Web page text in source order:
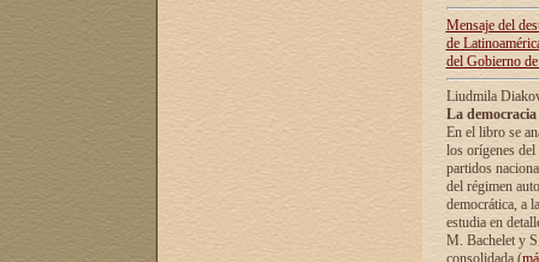
Mensaje del
de
del Gobierno
Liudmila
La
En el libro se
los orígenes
partidos
del régimen
democrática, а
estudia en
М. Bachelet у
consolidada (